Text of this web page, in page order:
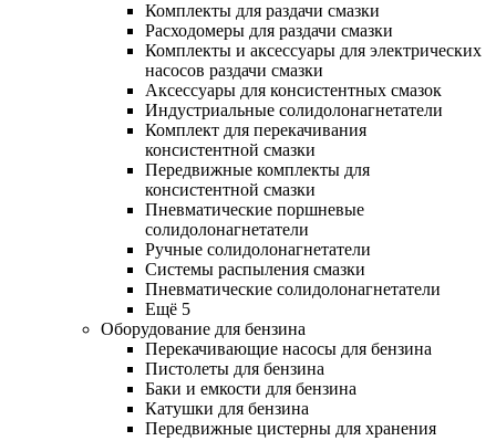
Комплекты для раздачи смазки
Расходомеры для раздачи смазки
Комплекты и аксессуары для электрических
насосов раздачи смазки
Аксессуары для консистентных смазок
Индустриальные солидолонагнетатели
Комплект для перекачивания
консистентной смазки
Передвижные комплекты для
консистентной смазки
Пневматические поршневые
солидолонагнетатели
Ручные солидолонагнетатели
Системы распыления смазки
Пневматические солидолонагнетатели
Ещё 5
Оборудование для бензина
Перекачивающие насосы для бензина
Пистолеты для бензина
Баки и емкости для бензина
Катушки для бензина
Передвижные цистерны для хранения